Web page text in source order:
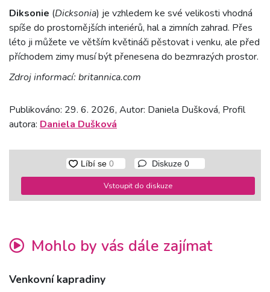
Diksonie (Dicksonia) je vzhledem ke své velikosti vhodná
spíše do prostornějších interiérů, hal a zimních zahrad. Přes
léto ji můžete ve větším květináči pěstovat i venku, ale před
příchodem zimy musí být přenesena do bezmrazých prostor.
Zdroj informací: britannica.com
Publikováno: 29. 6. 2026, Autor: Daniela Dušková, Profil
autora: Daniela Dušková
Diskuze 0
Vstoupit do diskuze
Mohlo by vás dále zajímat
Venkovní kapradiny